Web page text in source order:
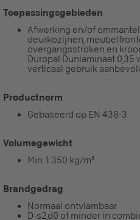
Toepassingsgebieden
Afwerking en/of
deurkozijnen,
overgangsstroken en
Duropal Dunlaminaat
verticaal gebruik
Productnorm
Gebaseerd op EN 438-3
Volumegewicht
Min. 1.350 kg/m³
Brandgedrag
Normaal ontvlambaar
D-s2,d0 of minder in